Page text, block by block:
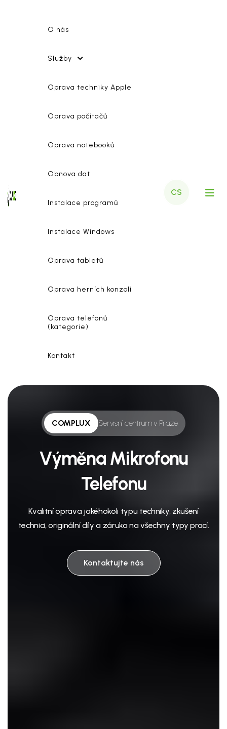
O nás
Služby
Oprava techniky Apple
Oprava počítačů
Oprava notebooků
Obnova dat
Instalace programů
Instalace Windows
Oprava tabletů
Oprava herních konzolí
Oprava telefonů
(kategorie)
Kontakt
CS
COMPLUX Servisní centrum v Praze
Výměna Mikrofonu
Telefonu
Kvalitní oprava jakéhokoli typu techniky, zkušení
technici, originální díly a záruka na všechny typy prací.
Kontaktujte nás